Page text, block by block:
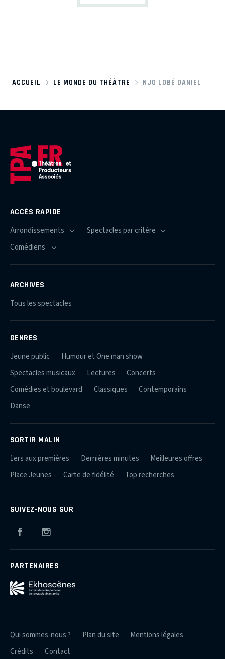
ACCUEIL LE MONDE DU THÉÂTRE NJO LOBÉ DANIEL
ACCÈS RAPIDE
ARCHIVES
Tous les spectacles
GENRES
Jeune public
Humour et One man show
Spectacles musicaux
Lectures
Concerts
Comédies et boulevard
Classiques
Contemporains
Danse
SORTIR MALIN
1ers aux premières Dernières minutes
Meilleures offres
Place Jeunes
Carte de fidélité Top recherches
SUIVEZ-NOUS SUR
Facebook
PARTENAIRES
Qui sommes-nous ? Plan du site
Mentions légales
Crédits
Contact